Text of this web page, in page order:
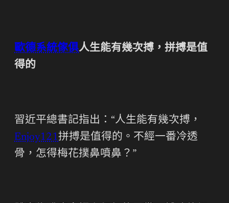
歐德系統傢俱人生能有幾次搏，拼搏是值
得的
習近平總書記指出：“人生能有幾次搏，
Enjoy121拼搏是值得的。不經一番冷透
骨，怎得梅花撲鼻噴鼻？”